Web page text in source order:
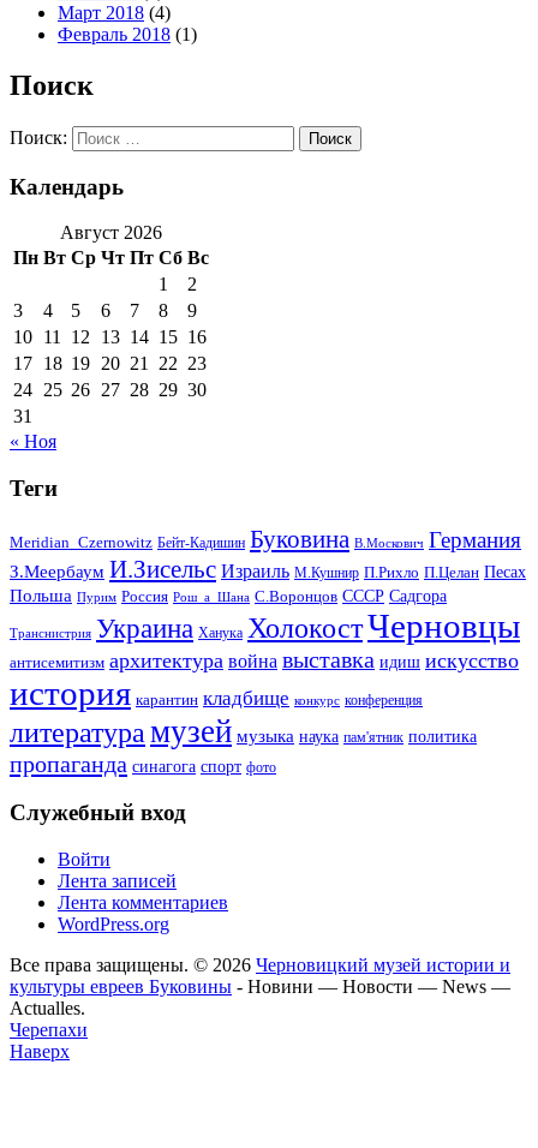
Март 2018 (4)
Февраль 2018 (1)
Поиск
Поиск:
Календарь
Август 2026
Пн Вт Ср Чт Пт Сб Вс
1
2
3
4 5 6 7 8
9
10 11 12 13 14 15 16
17 18 19 20 21 22 23
24 25 26 27 28 29 30
31
« Ноя
Теги
Meridian_Czernowitz Бейт-Кадишин Буковина В.Москович Германия
З.Меербаум И.Зисельс Израиль М.Кушнир П.Рихло П.Целан Песах
Польша Пурим Россия Рош_а_Шана С.Воронцов СССР Садгора
Транснистрия Украина Ханука ХолокостЧерновцы
антисемитизм архитектура война выставка идиш искусство
история карантин кладбище конкурс конференция
литература музей музыка наука пам'ятник политика
пропаганда синагога спорт фото
Служебный вход
Войти
Лента записей
Лента комментариев
WordPress.org
Все права защищены. © 2026 Черновицкий музей истории и
культуры евреев Буковины - Новини — Новости — News —
Actualles.
Черепахи
Наверх